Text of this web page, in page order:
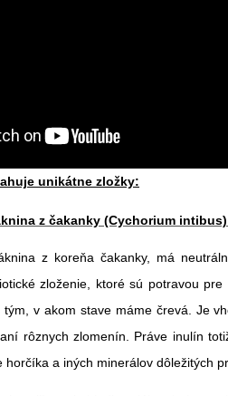
unikátne zložky:
z čakanky (Cychorium intibus)
z koreňa čakanky, má
zloženie, ktoré sú potravou
v akom stave máme črevá. Je
rôznych zlomenín. Práve inulín
horčíka a iných minerálov dôležitých